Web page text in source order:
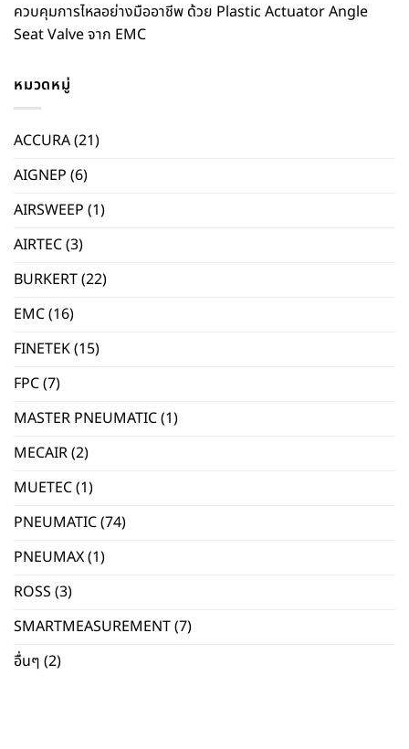
ควบคุมการไหลอย่างมืออาชีพ ด้วย Plastic Actuator Angle
Seat Valve จาก EMC
หมวดหมู่
ACCURA(21)
AIGNEP (6)
AIRSWEEP (1)
AIRTEC(3)
BURKERT(22)
EMC(16)
FINETEK(15)
FPC(7)
MASTER PNEUMATIC(1)
MECAIR(2)
MUETEC(1)
PNEUMATIC(74)
PNEUMAX(1)
ROSS (3)
SMARTMEASUREMENT(7)
อื่นๆ (2)